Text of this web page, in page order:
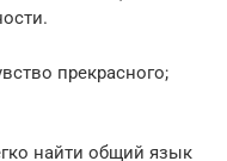
прекрасного;
найти общий язык